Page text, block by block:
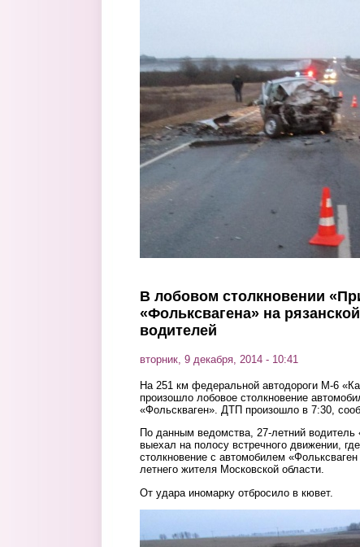
В лобовом столкновении
«Фольксвагена» на
водителей
вторник, 9 декабря, 2014 - 10:41
На 251 км федеральной автодороги М-6
произошло лобовое столкновение
«Фольскваген». ДТП произошло в 7:30,
По данным ведомства, 27-летний
выехал на полосу встречного движении,
столкновение с автомобилем
летнего жителя Московской области.
От удара иномарку отбросило в кювет.